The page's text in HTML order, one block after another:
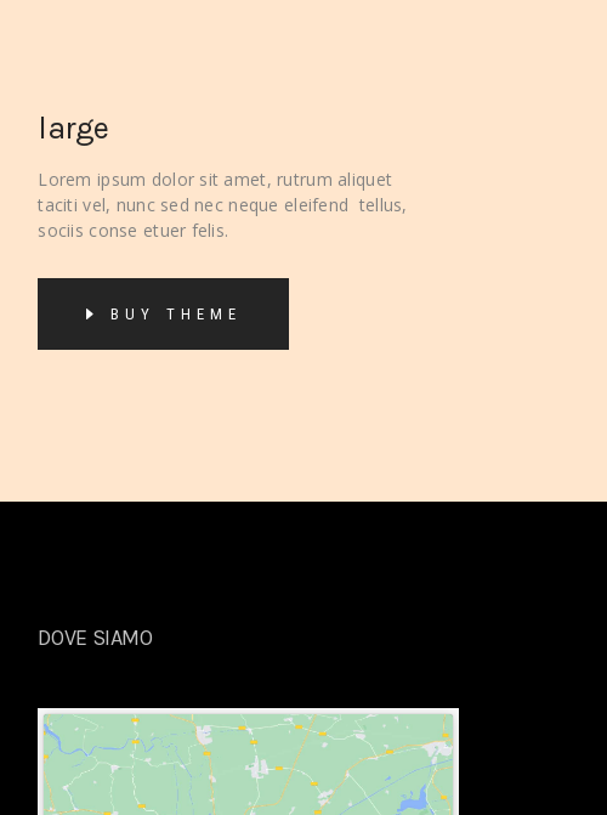
large
Lorem ipsum dolor sit amet, rutrum aliquet
taciti vel, nunc sed nec neque eleifend tellus,
sociis conse etuer felis.
BUY THEME
DOVE SIAMO